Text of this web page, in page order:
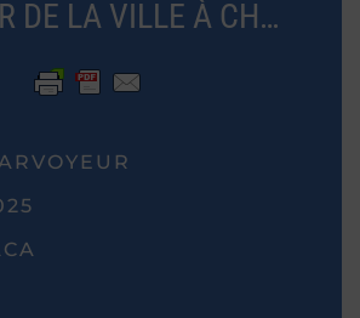
DE LA VILLE À CH…